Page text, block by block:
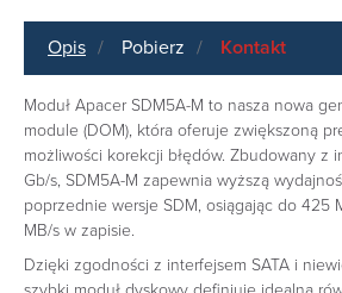
Opis Pobierz Kontakt
Moduł Apacer SDM5A-M to nasza nowa
module (DOM), która oferuje zwiększoną
możliwości korekcji błędów. Zbudowany z
Gb/s, SDM5A-M zapewnia wyższą
poprzednie wersje SDM, osiągając do 425
MB/s w zapisie.
Dzięki zgodności z interfejsem SATA i